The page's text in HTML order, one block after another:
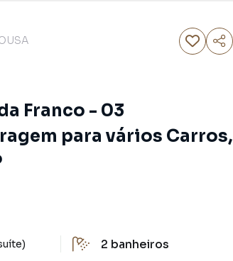
Franco - 03
para vários Carros,
2 banheiros